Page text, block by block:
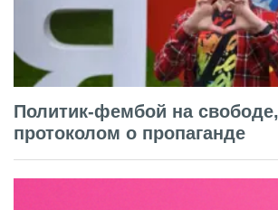
Политик-фембой на
протоколом о пропаганде